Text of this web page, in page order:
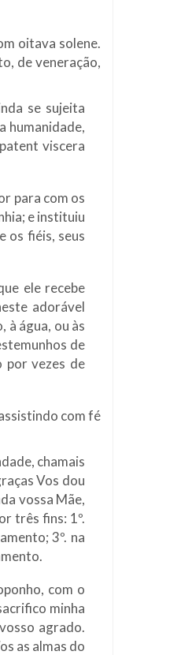
oitava solene.
de veneração,
se sujeita
humanidade,
viscera
para com os
e instituiu
os fiéis, seus
ele recebe
adorável
à água, ou às
de
por vezes de
com fé
chamais
Vos dou
vossa Mãe,
três fins: 1º.
3º. na
com o
minha
agrado.
as almas do